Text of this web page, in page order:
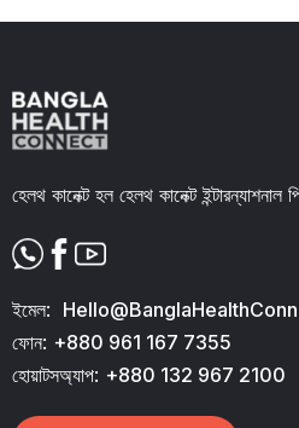
হেলথ কানেক্ট হল হেলথ কানেক্ট ইন্টারন্যাশনাল
ইমেল:
ফোন: +880 961 167 7355
হোয়াটসঅ্যাপ: +880 132 967 2100